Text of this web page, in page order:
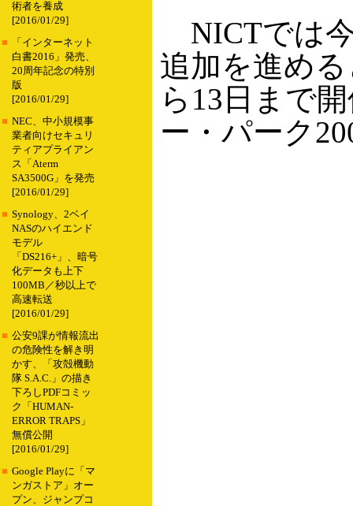
術者を養成
[2016/01/29]
■
「インターネット
白書2016」発売、
20周年記念の特別
版
[2016/01/29]
■ NEC、中小規模事
業者向けセキュリ
ティアプライアン
ス「Aterm
SA3500G」を発売
[2016/01/29]
■ Synology、2ベイ
NASのハイエンド
モデル
「DS216+」、暗号
化データも上下
100MB／秒以上で
高速転送
[2016/01/29]
■ 公安9課が情報流出
の危険性を解き明
かす、「攻殻機動
隊 S.A.C.」の描き
下ろしPDFコミッ
ク「HUMAN-
ERROR TRAPS」
無償公開
[2016/01/29]
■ Google Playに「マ
ンガストア」オー
プン、ジャンプコ
NICTでは
追加を進め
ら13日まで
ー・パーク